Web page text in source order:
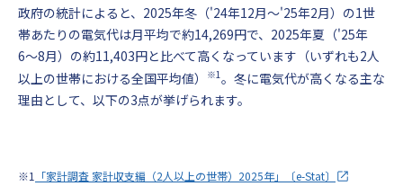
政府の統計によると、2025年冬（'24年12月〜'25年2月）の1世
帯あたりの電気代は月平均で約14,269円で、2025年夏（'25年
6〜8月）の約11,403円と比べて高くなっています（いずれも2人
以上の世帯における全国平均値）
※1。冬に電気代が高くなる主な
理由として、以下の3点が挙げられます。
※1 「家計調査 家計収支編（2人以上の世帯）2025年」〔e-Stat〕